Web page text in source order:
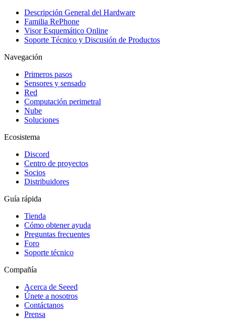
Descripción General del Hardware
Familia RePhone
Visor Esquemático Online
Soporte Técnico y Discusión de Productos
Navegación
Primeros pasos
Sensores y sensado
Red
Computación perimetral
Nube
Soluciones
Ecosistema
Discord
Centro de proyectos
Socios
Distribuidores
Guía rápida
Tienda
Cómo obtener ayuda
Preguntas frecuentes
Foro
Soporte técnico
Compañía
Acerca de Seeed
Únete a nosotros
Contáctanos
Prensa